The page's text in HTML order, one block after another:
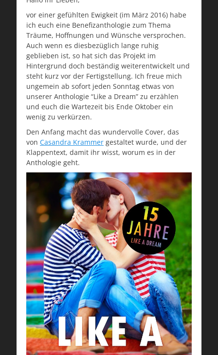
vor einer gefühlten Ewigkeit (im März 2016) habe
ich euch eine Benefizanthologie zum Thema
Träume, Hoffnungen und Wünsche versprochen.
Auch wenn es diesbezüglich lange ruhig
geblieben ist, so hat sich das Projekt im
Hintergrund doch beständig weiterentwickelt und
steht kurz vor der Fertigstellung. Ich freue mich
ungemein ab sofort jeden Sonntag etwas von
unserer Anthologie “Like a Dream” zu erzählen
und euch die Wartezeit bis Ende Oktober ein
wenig zu verkürzen.
Den Anfang macht das wundervolle Cover, das
von Casandra Krammer gestaltet wurde, und der
Klappentext, damit ihr wisst, worum es in der
Anthologie geht.